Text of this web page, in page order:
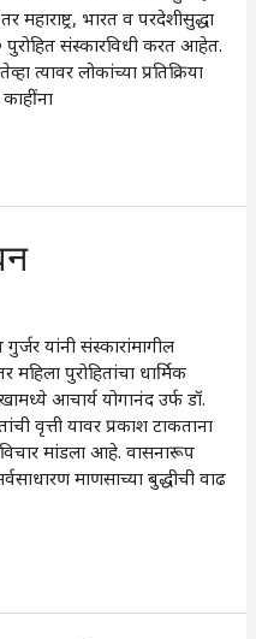
भारत व परदेशीसुद्धा
पुरोहित संस्कारविधी करत आहेत.
त्यावर लोकांच्या प्रतिक्रिया
यांनी संस्कारांमागील
महिला पुरोहितांचा धार्मिक
आचार्य योगानंद उर्फ डॉ.
वृत्ती यावर प्रकाश टाकताना
मांडला आहे. वासनारूप
माणसाच्या बुद्धीची वाढ